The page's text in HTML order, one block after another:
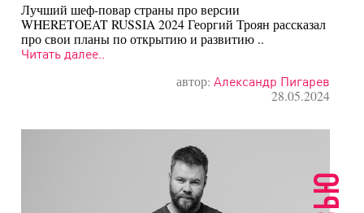
Лучший шеф-повар страны про версии
WHERETOEAT RUSSIA 2024 Георгий Троян рассказал
про свои планы по открытию и развитию ..
Читать далее..
автор: Александр Пигарев
28.05.2024